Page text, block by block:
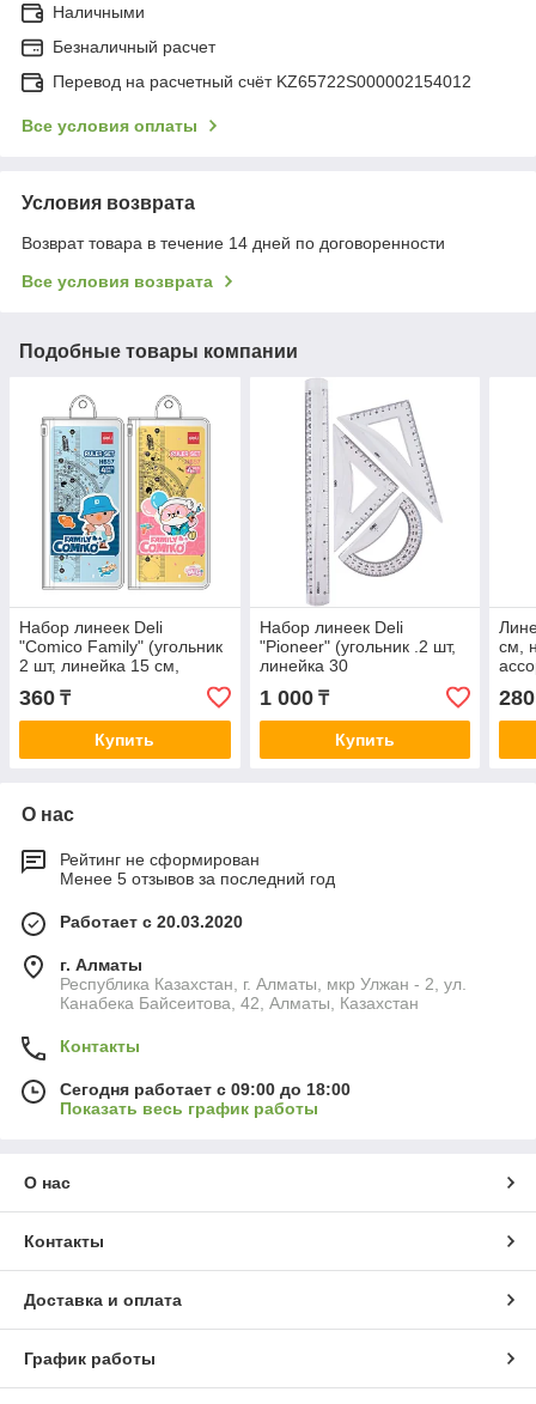
Наличными
Безналичный расчет
Перевод на расчетный счёт KZ65722S000002154012
Все условия оплаты
Условия возврата
Возврат товара в течение 14 дней по договоренности
Все условия возврата
Подобные товары компании
Набор линеек Deli
"Comico Family" (угольник
2 шт, линейка 15 см,
транспортир)
360 ₸
Купить
Набор линеек Deli
"Pioneer" (угольник .2 шт,
линейка 30
см,транспортир)
1 000₸
Купить
см,
280
О нас
Рейтинг не сформирован
Менее 5 отзывов за последний год
Работает с 20.03.2020
г. Алматы
Республика Казахстан, г. Алматы, мкр Улжан - 2, ул.
Канабека Байсеитова, 42, Алматы, Казахстан
Контакты
Сегодня работает с 09:00 до 18:00
Показать весь график работы
О нас
Контакты
Доставка и оплата
График работы